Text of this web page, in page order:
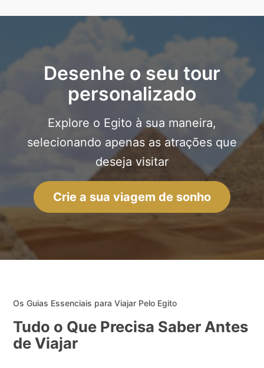
Desenhe o seu tour
personalizado
Explore o Egito à sua maneira,
selecionando apenas as atrações que
deseja visitar
Crie a sua viagem de sonho
Os Guias Essenciais para Viajar Pelo Egito
Tudo o Que Precisa Saber Antes
de Viajar